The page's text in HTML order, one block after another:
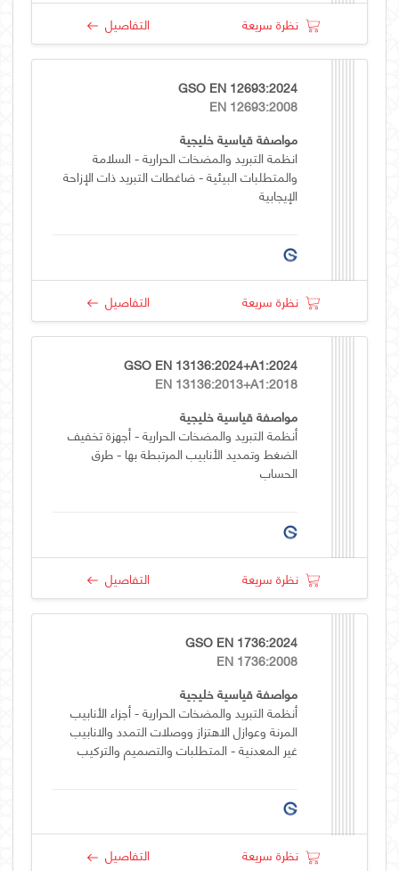
نظرة سريعة التفاصيل
GSO EN 12693:2024
EN 12693:2008
مواصفة قياسية خليجية
انظمة التبريد والمضخات الحرارية - السلامة
والمتطلبات البيئية - ضاغطات التبريد ذات الإزاحة
الإيجابية
نظرة سريعة التفاصيل
GSO EN 13136:2024+A1:2024
EN 13136:2013+A1:2018
مواصفة قياسية خليجية
أنظمة التبريد والمضخات الحرارية - أجهزة تخفيف
الضغط وتمديد الأنابيب المرتبطة بها - طرق
الحساب
نظرة سريعة التفاصيل
GSO EN 1736:2024
EN 1736:2008
مواصفة قياسية خليجية
أنظمة التبريد والمضخات الحرارية - أجزاء الأنابيب
المرنة وعوازل الاهتزاز ووصلات التمدد والانابيب
غير المعدنية - المتطلبات والتصميم والتركيب
نظرة سريعة التفاصيل